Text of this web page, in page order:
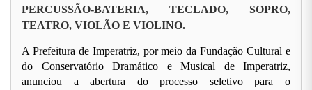
PERCUSSÃO-BATERIA, TECLADO, SOPRO,
TEATRO, VIOLÃO E VIOLINO.
A Prefeitura de Imperatriz, por meio da Fundação Cultural e
do Conservatório Dramático e Musical de Imperatriz,
anunciou a abertura do processo seletivo para o